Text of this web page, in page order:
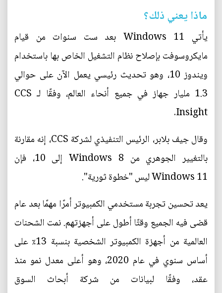
ماذا يعني ذلك؟
يأتي Windows 11 بعد ست سنوات من قيام
مايكروسوفت بإصلاح نظام التشغيل الخاص بها باستخدام
ويندوز 10، وهو تحديث رئيسي يعمل الآن على حوالي
1.3 مليار جهاز في جميع أنحاء العالم، وفقًا لـ CCS
Insight.
وقال جيف بلابر، الرئيس التنفيذي لشركة CCS، إنه مقارنة
بالتغيير الجوهري من Windows 8 إلى 10، فإن
Windows 11 ليس "خطوة ثورية".
يعد تحسين تجربة مستخدمي الكمبيوتر أمرًا مهمًا بعد عام
قضى فيه الجميع وقتًا أطول على أجهزتهم. نمت الشحنات
العالمية من أجهزة الكمبيوتر الشخصية بنسبة 13٪ على
أساس سنوي في عام 2020، وهو أعلى معدل نمو منذ
عقد، وفقًا لبيانات من شركة أبحاث السوق